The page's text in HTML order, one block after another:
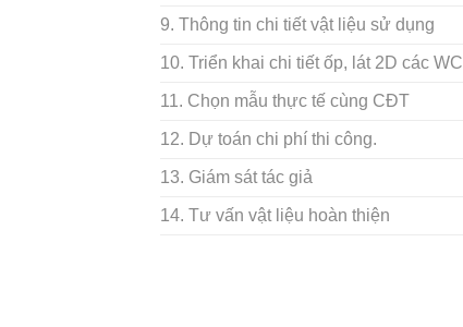
9. Thông tin chi tiết vật liệu sử dụng
10. Triển khai chi tiết ốp, lát 2D các WC
11. Chọn mẫu thực tế cùng CĐT
12. Dự toán chi phí thi công.
13. Giám sát tác giả
14. Tư vấn vật liệu hoàn thiện